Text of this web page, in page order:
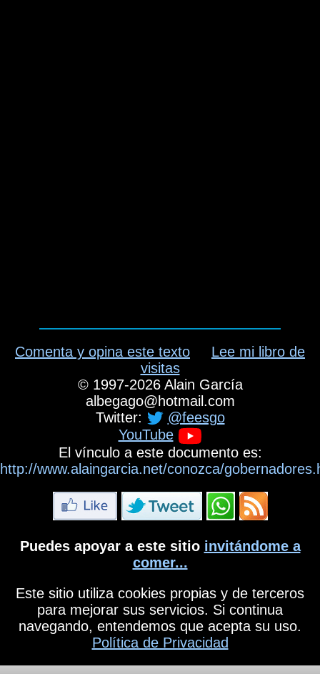
Comenta y opina este texto
Lee mi libro de
visitas
©1997-2026 Alain García
albegago@hotmail.com
Twitter:
@feesgo
YouTube
El vínculo a este documento es:
http://www.alaingarcia.net/conozca/
Puedes apoyar a este sitio invitándome a
comer...
Este sitio utiliza cookies propias y de terceros
para mejorar sus servicios. Si continua
navegando, entendemos que acepta su uso.
Política de Privacidad